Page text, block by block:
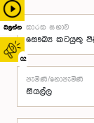
බලන්න
02
කාරක සභාව
පැමිණි/නොපැමිණි